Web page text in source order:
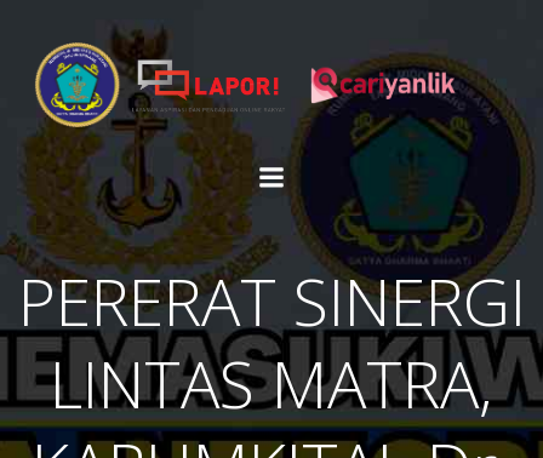
content
PERERAT SINERGI
LINTAS MATRA,